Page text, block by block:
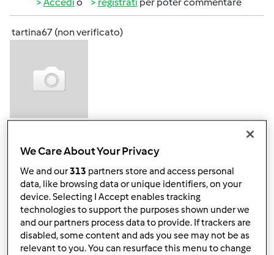
tartina67 (non verificato)
#2
Benvenuta nel forum e in bocca al lupo per la tua nuova
In cima
Accedio registrati per poter commentare
We Care About Your Privacy
We and our313 partners store and access personal
data, like browsing data or unique identifiers, on your
device. Selecting I Accept enables tracking
technologies to support the purposes shown under we
and our partners process data to provide. If trackers are
disabled, some content and ads you see may not be as
relevant to you. You can resurface this menu to change